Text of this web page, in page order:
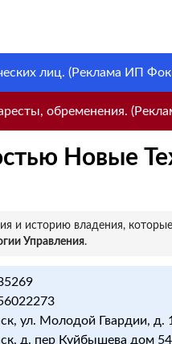
лиц. (Реклама ИП
обременения.
Новые
и историю владения,
Управления.
ул. Молодой Гвардии, д.
д. пер Куйбышева дом 54